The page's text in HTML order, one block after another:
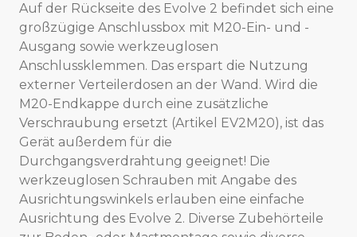
Auf der Rückseite des Evolve 2 befindet sich eine
großzügige Anschlussbox mit M20-Ein- und -
Ausgang sowie werkzeuglosen
Anschlussklemmen. Das erspart die Nutzung
externer Verteilerdosen an der Wand. Wird die
M20-Endkappe durch eine zusätzliche
Verschraubung ersetzt (Artikel EV2M20), ist das
Gerät außerdem für die
Durchgangsverdrahtung geeignet! Die
werkzeuglosen Schrauben mit Angabe des
Ausrichtungswinkels erlauben eine einfache
Ausrichtung des Evolve 2. Diverse Zubehörteile